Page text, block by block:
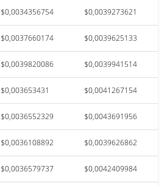
$0,0034356754 $0,0039273621
$0,0037660174 $0,0039625133
$0,0039820086 $0,0039941514
$0,003653431 $0,0041267154
$0,0036552329 $0,0043691956
$0,0036108892 $0,0039626862
$0,0036579737 $0,0042409984